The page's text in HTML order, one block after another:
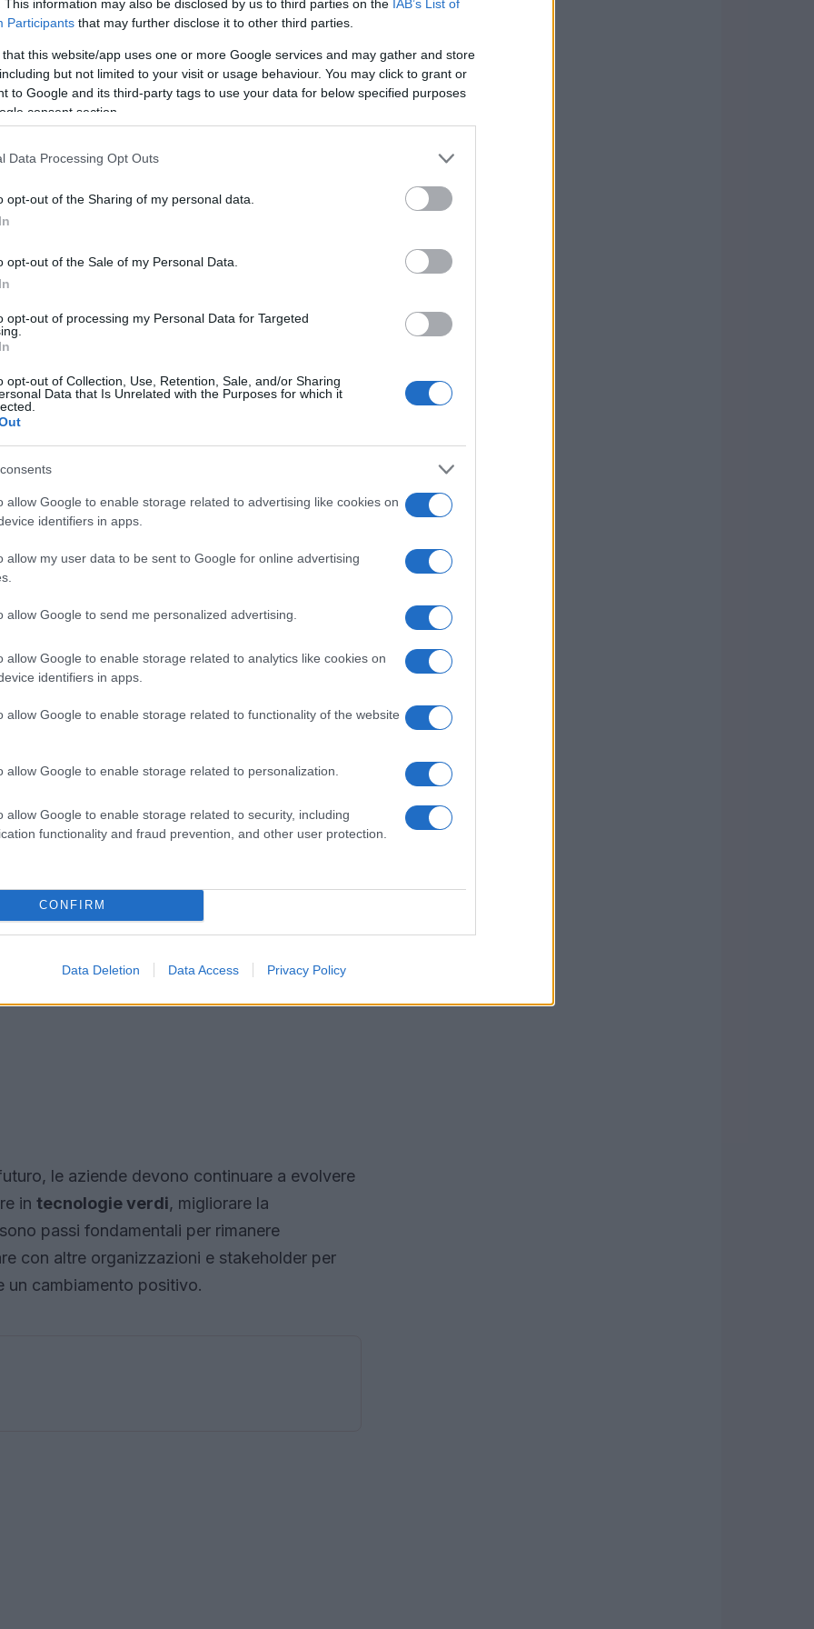
This information may also be disclosed by us to third parties on the IAB’s List of
Participants that may further disclose it to other third parties.
that this website/app uses one or more Google services and may gather and store
but not limited to your visit or usage behaviour. You may click to grant or
to Google and its third-party tags to use your data for below specified purposes
consent section.
Data Processing Opt Outs
opt-out of the Sharing of my personal data.
opt-out of the Sale of my Personal Data.
opt-out of processing my Personal Data for Targeted
opt-out of Collection, Use, Retention, Sale, and/or Sharing
Data that Is Unrelated with the Purposes for which it
allow Google to enable storage related to advertising like cookies on
identifiers in apps.
allow my user data to be sent to Google for online advertising
allow Google to send me personalized advertising.
allow Google to enable storage related to analytics like cookies on
identifiers in apps.
allow Google to enable storage related to functionality of the website
allow Google to enable storage related to personalization.
allow Google to enable storage related to security, including
functionality and fraud prevention, and other user protection.
CONFIRM
Data Deletion Data Access Privacy Policy
leader hanno compreso che integrare la
permette di ridurre i costi operativi,
opportunità di mercato. Ad esempio, le
riescono a diminuire i rifiuti e ottimizzare le
efficiente.
dei prodotti (LCA
ridurre l’impatto ambientale e
dovrebbero fissare obiettivi chiari e misurabili,
garantire un miglioramento continuo.
ha implementato con successo strategie di
riduzione delle
stesso modo,
Patagonia
ha dimostrato
tradursi in una maggiore
le aziende devono continuare a evolvere
in tecnologie verdi, migliorare la
passi fondamentali per rimanere
con altre organizzazioni e stakeholder per
un cambiamento positivo.